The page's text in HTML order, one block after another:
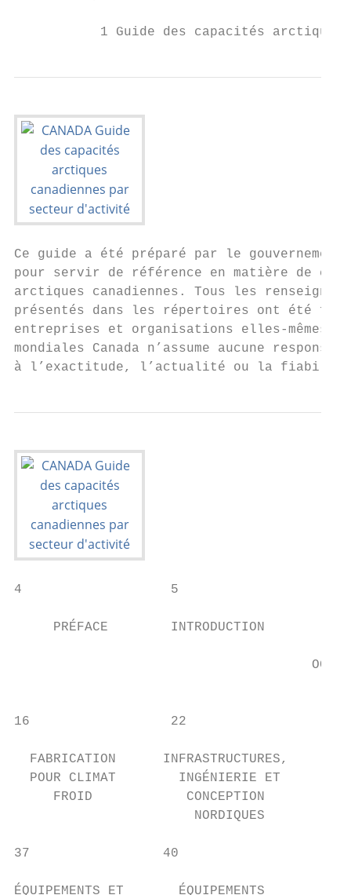
1 Guide des capacités arctiques
Ce guide a été préparé par le
pour servir de référence en matière de
arctiques canadiennes. Tous les
présentés dans les répertoires ont été
entreprises et organisations elles-mêmes.
mondiales Canada n’assume aucune
à l’exactitude, l’actualité ou la fiabilité
4                   5                    6
PRÉFACE        INTRODUCTION
16                  22
FABRICATION      INFRASTRUCTURES,
POUR CLIMAT        INGÉNIERIE ET
FROID            CONCEPTION
NORDIQUES
37                 40
ÉQUIPEMENTS ET       ÉQUIPEMENTS